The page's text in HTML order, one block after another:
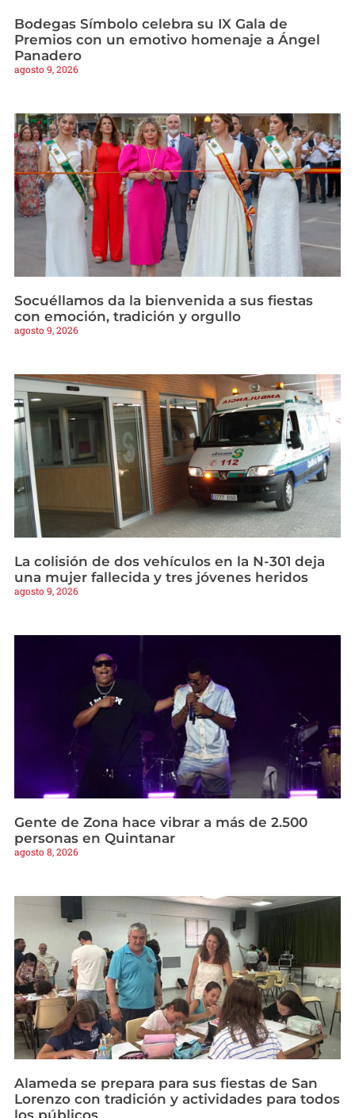
Bodegas Símbolo celebra su IX Gala de
Premios con un emotivo homenaje a Ángel
Panadero
agosto 9, 2026
Socuéllamos da la bienvenida a sus fiestas
con emoción, tradición y orgullo
agosto 9, 2026
La colisión de dos vehículos en la N-301 deja
una mujer fallecida y tres jóvenes heridos
agosto 9, 2026
Gente de Zona hace vibrar a más de 2.500
personas en Quintanar
agosto 8, 2026
Alameda se prepara para sus fiestas de San
Lorenzo con tradición y actividades para todos